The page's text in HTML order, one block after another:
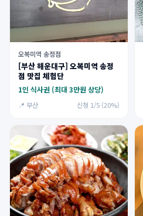
오복미역 송정점
[부산 해운대구] 오복미역 송정
점 맛집 체험단
1인 식사권 (최대 3만원 상당)
📍 부산 신청 1/5 (20%)